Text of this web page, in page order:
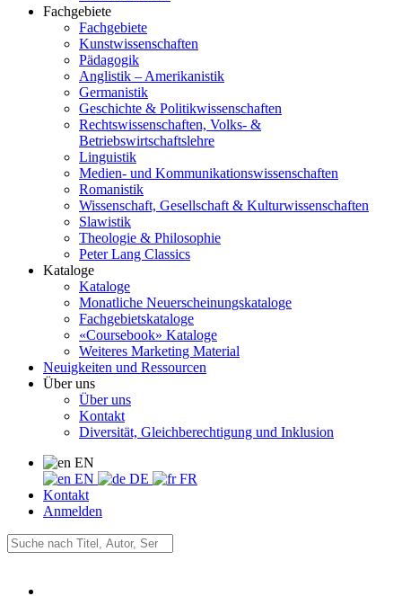
Fachgebiete
Fachgebiete
Kunstwissenschaften
Pädagogik
Anglistik – Amerikanistik
Germanistik
Geschichte & Politikwissenschaften
Rechtswissenschaften, Volks- &
Betriebswirtschaftslehre
Linguistik
Medien- und Kommunikationswissenschaften
Romanistik
Wissenschaft, Gesellschaft & Kulturwissenschaften
Slawistik
Theologie & Philosophie
Peter Lang Classics
Kataloge
Kataloge
Monatliche Neuerscheinungskataloge
Fachgebietskataloge
«Coursebook» Kataloge
Weiteres Marketing Material
Neuigkeiten und Ressourcen
Über uns
Über uns
Kontakt
Diversität, Gleichberechtigung und Inklusion
EN
EN
DE
FR
Kontakt
Anmelden